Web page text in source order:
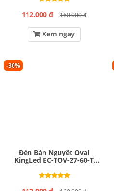
112.000 đ 160.000 đ
Xem ngay
-30%
Đèn Bán Nguyệt Oval
KingLed EC-TOV-27-60-T